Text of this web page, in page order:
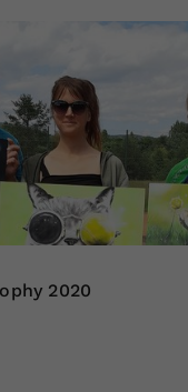
2020
Dieser Wert speichert
zufällig generierte ID,
historische
vorgenommen
Webseiten-Betreiber
hat.